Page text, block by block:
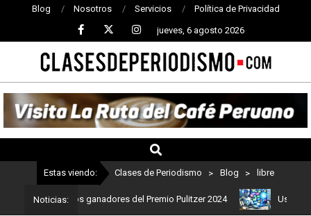
Blog Nosotros Servicios Política de Privacidad
jueves, 6 agosto 2026
CLASES
DE
PERIODISMO
Estas viendo: Clases de Periodismo > Blog > libre
Noticias:
Estos son los ganadores del Premio Pulitzer 2024 Usuarios de